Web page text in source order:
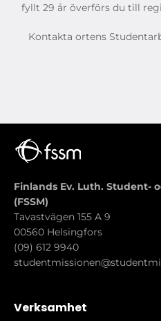
fyllt 29 år överförs du till
Kontakta ortens
Finlands Ev. Luth. Student-
(FSSM)
Tavastvägen 155 A 9
00560 Helsingfors
(09) 612 9940
Verksamhet